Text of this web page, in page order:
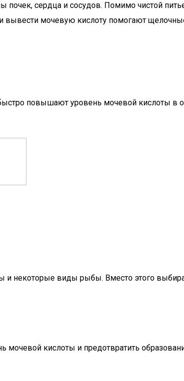
почек, сердца и сосудов. Помимо чистой
вывести мочевую кислоту помогают
повышают уровень мочевой кислоты в
и некоторые виды рыбы. Вместо этого
кислоты и предотвратить